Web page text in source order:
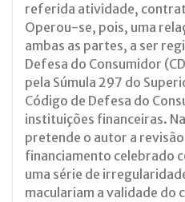
referida atividade,
Operou-se, pois, uma
ambas as partes, a ser
Defesa do Consumidor
pela Súmula 297 do
Código de Defesa do
instituições financeiras.
pretende o autor a
financiamento celebrado
uma série de
maculariam a validade do